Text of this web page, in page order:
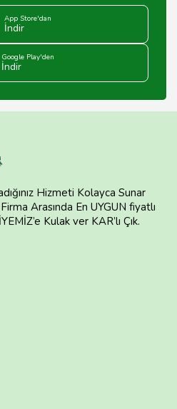
App Store'dan
İndir
Google Play'den
İndir
Hizmeti Kolayca Sunar
Arasında En UYGUN fiyatlı
Kulak ver KAR’lı Çık.